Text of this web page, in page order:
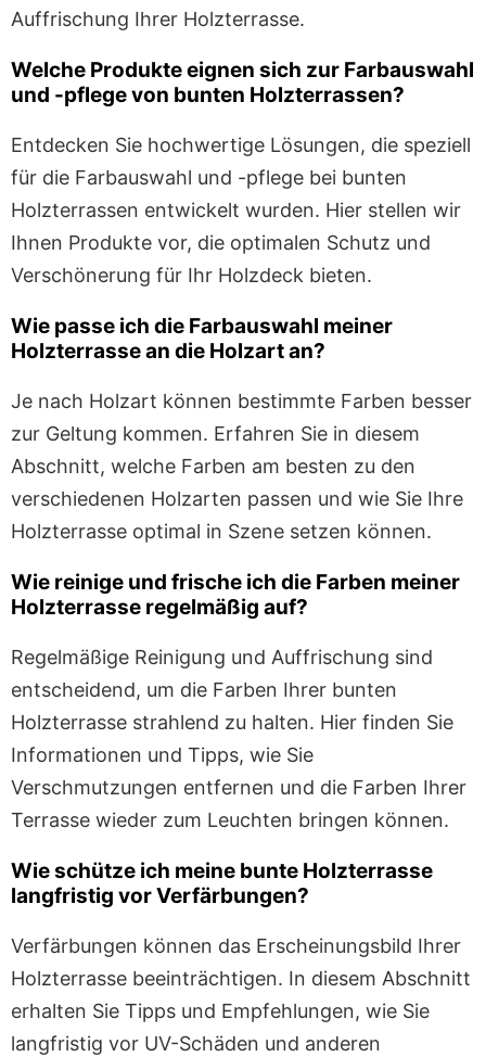
Auffrischung Ihrer Holzterrasse.
Welche Produkte eignen sich zur Farbauswahl
und -pflege von bunten Holzterrassen?
Entdecken Sie hochwertige Lösungen, die speziell
für die Farbauswahl und -pflege bei bunten
Holzterrassen entwickelt wurden. Hier stellen wir
Ihnen Produkte vor, die optimalen Schutz und
Verschönerung für Ihr Holzdeck bieten.
Wie passe ich die Farbauswahl meiner
Holzterrasse an die Holzart an?
Je nach Holzart können bestimmte Farben besser
zur Geltung kommen. Erfahren Sie in diesem
Abschnitt, welche Farben am besten zu den
verschiedenen Holzarten passen und wie Sie Ihre
Holzterrasse optimal in Szene setzen können.
Wie reinige und frische ich die Farben meiner
Holzterrasse regelmäßig auf?
Regelmäßige Reinigung und Auffrischung sind
entscheidend, um die Farben Ihrer bunten
Holzterrasse strahlend zu halten. Hier finden Sie
Informationen und Tipps, wie Sie
Verschmutzungen entfernen und die Farben Ihrer
Terrasse wieder zum Leuchten bringen können.
Wie schütze ich meine bunte Holzterrasse
langfristig vor Verfärbungen?
Verfärbungen können das Erscheinungsbild Ihrer
Holzterrasse beeinträchtigen. In diesem Abschnitt
erhalten Sie Tipps und Empfehlungen, wie Sie
langfristig vor UV-Schäden und anderen